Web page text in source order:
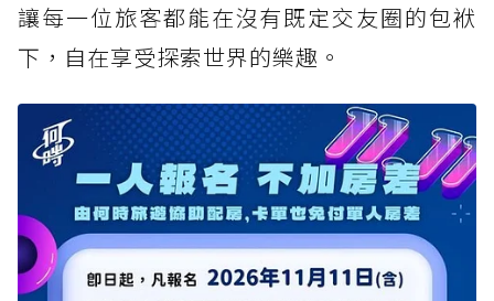
讓每一位旅客都能在沒有既定交友圈的包袱
下，自在享受探索世界的樂趣。